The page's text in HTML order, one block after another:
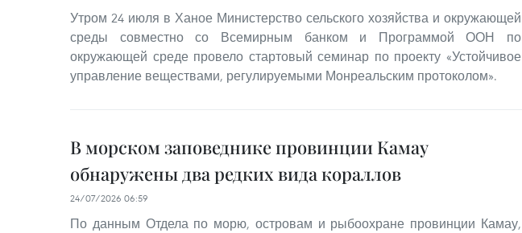
Утром 24 июля в Ханое Министерство сельского хозяйства и окружающей
среды совместно со Всемирным банком и Программой ООН по
окружающей среде провело стартовый семинар по проекту «Устойчивое
управление веществами, регулируемыми Монреальским протоколом».
В морском заповеднике провинции Камау
обнаружены два редких вида кораллов
24/07/2026 06:59
По данным Отдела по морю, островам и рыбоохране провинции Камау,